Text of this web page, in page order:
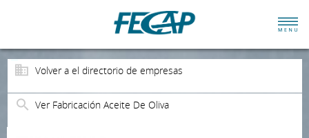
Volver a el directorio de empresas
Ver Fabricación Aceite De Oliva